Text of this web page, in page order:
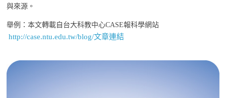
與來源。
舉例：本文轉載自台大科教中心CASE報科學網站
http://case.ntu.edu.tw/blog/文章連結